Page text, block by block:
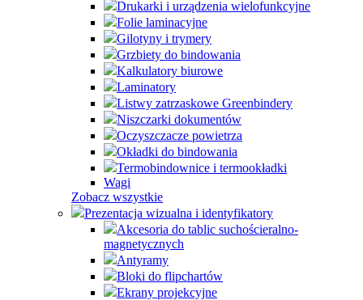
Drukarki i urządzenia wielofunkcyjne
Folie laminacyjne
Gilotyny i trymery
Grzbiety do bindowania
Kalkulatory biurowe
Laminatory
Listwy zatrzaskowe Greenbindery
Niszczarki dokumentów
Oczyszczacze powietrza
Okładki do bindowania
Termobindownice i termookładki
Wagi
Zobacz wszystkie
Prezentacja wizualna i identyfikatory
Akcesoria do tablic suchościeralno-
magnetycznych
Antyramy
Bloki do flipchartów
Ekrany projekcyjne